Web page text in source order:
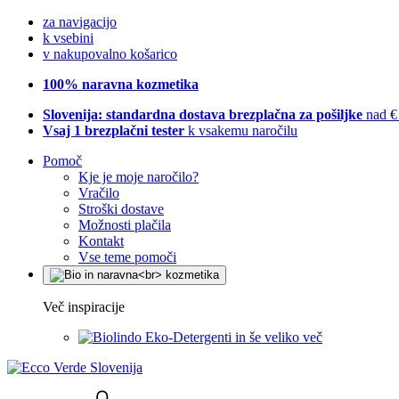
za navigacijo
k vsebini
v nakupovalno košarico
100% naravna kozmetika
Slovenija: standardna dostava brezplačna za pošiljke nad
Vsaj 1 brezplačni tester k vsakemu naročilu
Pomoč
Kje je moje naročilo?
Vračilo
Stroški dostave
Možnosti plačila
Kontakt
Vse teme pomoči
Več inspiracije
Eko-Detergenti in še veliko več